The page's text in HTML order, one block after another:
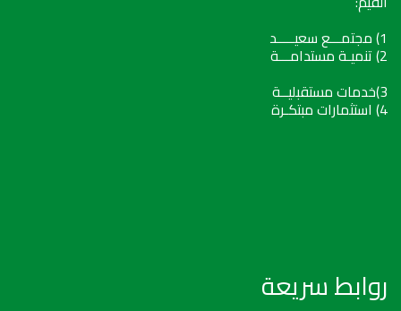
1) مجتمـــع سعيـــــد
2) تنميـة مستدامـــة
3)خدمات مستقبليــة
4) استثمارات مبتكـرة
روابط سريعة